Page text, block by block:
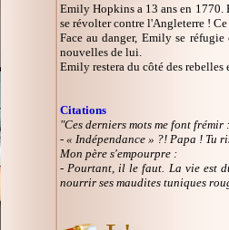
Emily Hopkins a 13 ans en 1770.
se révolter contre l'Angleterre !
Face au danger, Emily se
nouvelles de lui.
Emily restera du côté des
Citations
"Ces derniers mots me font
- « Indépendance » ?! Papa ! Tu
Mon père s'empourpre :
- Pourtant, il le faut. La vie est
nourrir ses maudites tuniques